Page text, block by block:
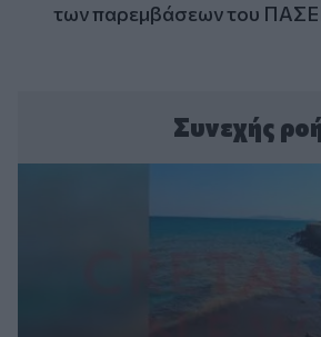
των παρεμβάσεων του
Συνεχής